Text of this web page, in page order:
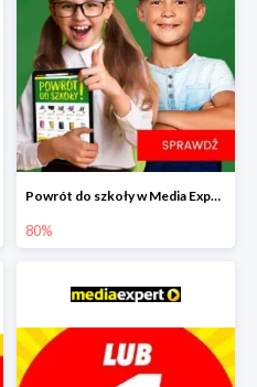
Powrót do szkoły w Media Expert do -80%
80%